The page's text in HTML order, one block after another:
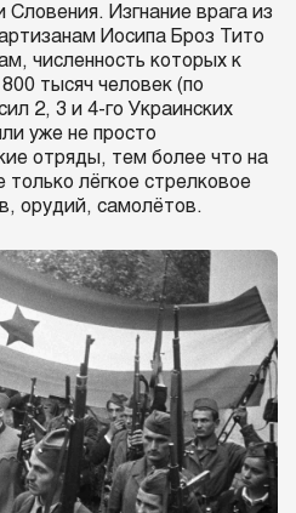
Изгнание врага из
Иосипа Броз Тито
численность которых к
тысяч человек (по
2, 3 и 4-го Украинских
уже не просто
отряды, тем более что на
лёгкое стрелковое
орудий, самолётов.